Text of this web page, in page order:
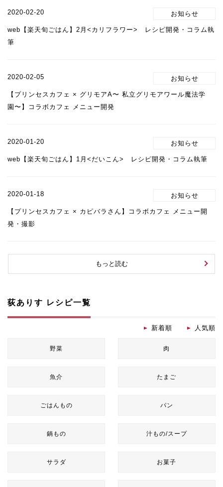
2020-02-20
web【楽天旬ごはん】2月<カリフラワー> レシピ開発・コラム執
筆
2020-02-05
【プリンセスカフェ × グリモアA〜 私立グリモアワール魔法学
園〜】コラボカフェ メニュー開発
2020-01-20
web【楽天旬ごはん】1月<だいこん> レシピ開発・コラム執筆
2020-01-18
【プリンセスカフェ × カピバラさん】コラボカフェ メニュー開
発・撮影
もっと読む
荻ありす レシピ一覧
新着順 人気順
野菜 肉
魚介 たまご
ごはんもの パン
鍋もの 汁もの/スープ
サラダ お菓子